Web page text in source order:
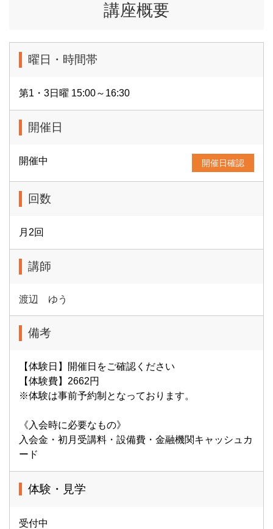
講座概要
曜日・時間帯
第1・3日曜 15:00～16:30
開催日
開催中 開催日確認
回数
月2回
講師
渡辺 ゆう
備考
【体験日】開催日をご確認ください
【体験費】2662円
※体験は事前予約制となっております。
《入会時に必要なもの》
入会金・初月受講料・設備費・金融機関キャッシュカ
ード
体験・見学
受付中